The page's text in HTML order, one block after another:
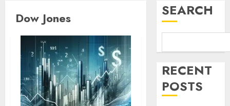
Dow Jones SEARCH
RECENT
POSTS